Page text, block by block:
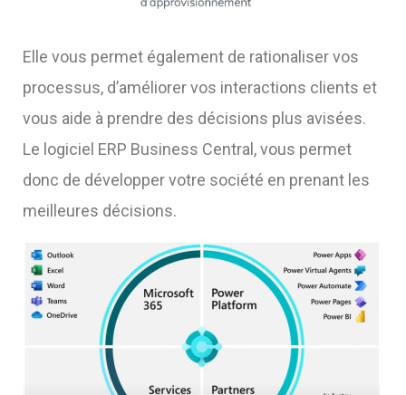
Elle vous permet également de rationaliser vos
processus, d’améliorer vos interactions clients et
vous aide à prendre des décisions plus avisées.
Le logiciel ERP Business Central ,vous permet
donc de développer votre société en prenant les
meilleures décisions.